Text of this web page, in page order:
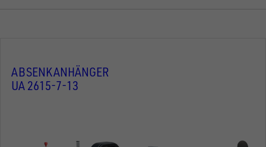
ABSENKANHÄNGER
UA 2615-7-13